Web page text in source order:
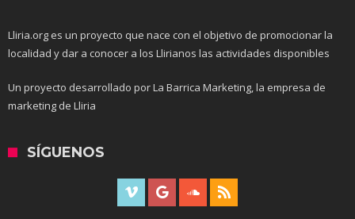
Lliria.org es un proyecto que nace con el objetivo de promocionar la
localidad y dar a conocer a los Llirianos las actividades disponibles
Un proyecto desarrollado por La Barrica Marketing, la empresa de
marketing de Lliria
SÍGUENOS